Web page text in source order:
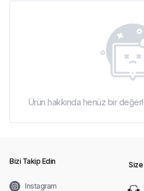
Ürün hakkında henüz bir
Bizi Takip Edin
Instagram
Size